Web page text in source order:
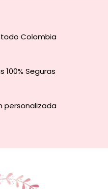
todo Colombia
100% Seguras
personalizada